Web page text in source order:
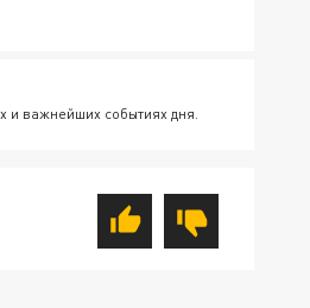
и важнейших событиях дня.